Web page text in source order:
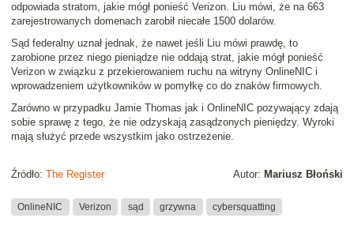
odpowiada stratom, jakie mógł ponieść Verizon. Liu mówi, że na 663
zarejestrowanych domenach zarobił niecałe 1500 dolarów.
Sąd federalny uznał jednak, że nawet jeśli Liu mówi prawdę, to
zarobione przez niego pieniądze nie oddają strat, jakie mógł ponieść
Verizon w związku z przekierowaniem ruchu na witryny OnlineNIC i
wprowadzeniem użytkowników w pomyłkę co do znaków firmowych.
Zarówno w przypadku Jamie Thomas jak i OnlineNIC pozywający zdają
sobie sprawę z tego, że nie odzyskają zasądzonych pieniędzy. Wyroki
mają służyć przede wszystkim jako ostrzeżenie.
Autor: Mariusz Błoński
Źródło: The Register
OnlineNIC Verizon sąd grzywna cybersquatting